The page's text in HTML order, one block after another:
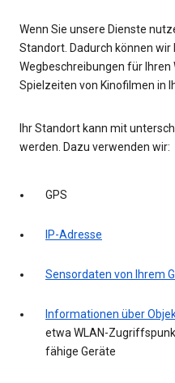
Wenn Sie unsere Dienste
Standort. Dadurch können wir
Wegbeschreibungen für
Spielzeiten von Kinofilmen in
Ihr Standort kann mit
werden. Dazu verwenden wir:
GPS
IP-Adresse
Sensordaten von Ihrem
Informationen über
etwa WLAN-
fähige Geräte